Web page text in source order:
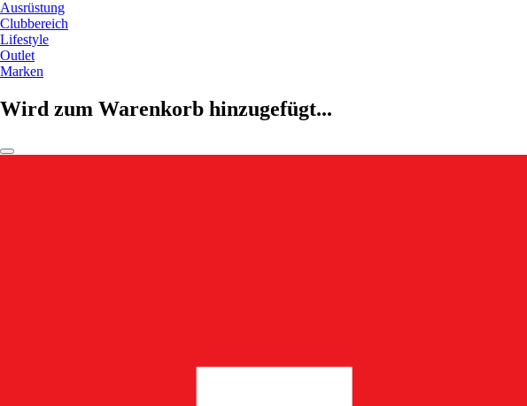
Ausrüstung
Clubbereich
Lifestyle
Outlet
Marken
Wird zum Warenkorb hinzugefügt...